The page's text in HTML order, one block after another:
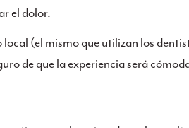
el dolor.
(el mismo que utilizan los
de que la experiencia será